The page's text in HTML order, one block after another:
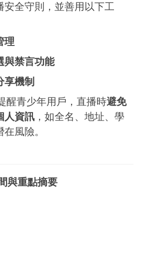
安全守則，並善用以下工
理
與禁言功能
享機制
醒青少年用戶，直播時避免
人資訊 ，如全名、地址、學
風險。
與重點摘要